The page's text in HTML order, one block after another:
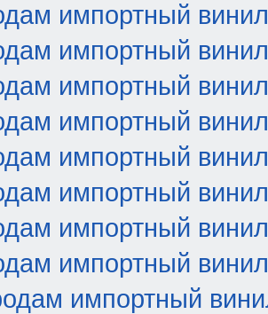
импортный винил
импортный винил
импортный винил
импортный винил
импортный винил
импортный винил
импортный винил
импортный винил
импортный